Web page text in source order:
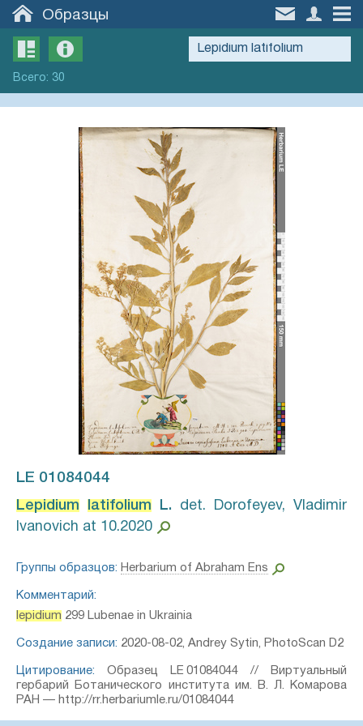
Образцы
Всего: 30
LE 01084044
Lepidium latifolium L.⁣ det. Dorofeyev, Vladimir
Ivanovich at 10.2020
Группы образцов: Herbarium of Abraham Ens
Комментарий:
lepidium 299 Lubenae in Ukrainia
Создание записи: 2020-08-02, Andrey Sytin, PhotoScan D2
Цитирование: Образец LE 01084044 // Виртуальный
гербарий Ботанического института им. В. Л. Комарова
РАН — http://rr.herbariumle.ru/01084044